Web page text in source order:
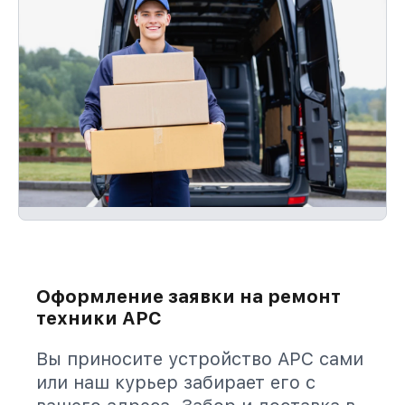
Оформление заявки на ремонт
техники APC
Вы приносите устройство APC сами
или наш курьер забирает его с